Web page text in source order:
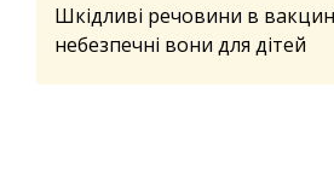
Шкідливі речовини в
небезпечні вони для дітей